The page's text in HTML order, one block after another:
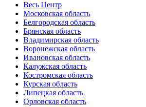
Весь Центр
Московская область
Белгородская область
Брянская область
Владимирская область
Воронежская область
Ивановская область
Калужская область
Костромская область
Курская область
Липецкая область
Орловская область